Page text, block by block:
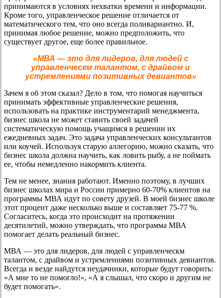
принимаются в условиях нехватки времени и информации.
Кроме того, управленческое решение отличается от
математического тем, что оно всегда поливариантно. И,
принимая любое решение, можно предположить, что
существует другое, еще более правильное.
«МВА — это для лидеров, для людей с
управленческм талантом, с драйвом и
устремлениями позитивных девиантов»
Зачем я об этом сказал? Дело в том, что помогая научиться
принимать эффективные управленческие решения,
использовать на практике инструментарий менеджмента,
бизнес школа не может ставить своей задачей
систематическую помощь учащимся в решении их
ежедневных задач. Это задача управленческих консультантов
или коучей. Используя старую аллегорию, можно сказать, что
бизнес школа должна научить, как ловить рыбу, а не поймать
ее, чтобы немедленно накормить клиента.
Тем не менее, знания работают. Именно поэтому, в лучших
бизнес школах мира и России примерно 60-70% клиентов на
программы МВА идут по совету друзей. В моей бизнес школе
этот процент даже несколько выше и составляет 75-77 %.
Согласитесь, когда это происходит на протяжении
десятилетий, можно утверждать, что программа МВА
помогает делать реальный бизнес.
МВА — это для лидеров, для людей с управленческм
талантом, с драйвом и устремлениями позитивных девиантов.
Всегда и везде найдутся неудачники, которые будут говорить:
«А мне то не помогло!», «А я слышал, что скоро и другим не
будет помогать».